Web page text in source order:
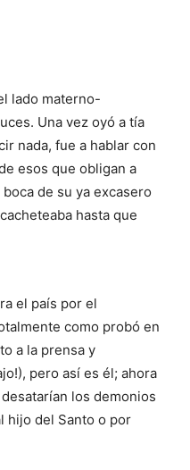
lado materno-
Una vez oyó a tía
nada, fue a hablar con
esos que obligan a
de su ya excasero
hasta que
el país por el
como probó en
a la prensa y
pero así es él; ahora
los demonios
hijo del Santo o por